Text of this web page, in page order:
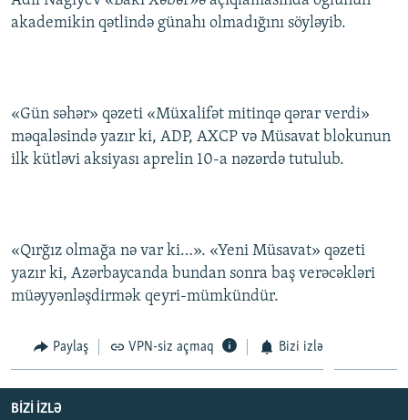
akademikin qətlində günahı olmadığını söyləyib.
«Gün səhər» qəzeti «Müxalifət mitinqə qərar verdi»
məqaləsində yazır ki, ADP, AXCP və Müsavat blokunun
ilk kütləvi aksiyası aprelin 10-a nəzərdə tutulub.
«Qırğız olmağa nə var ki…». «Yeni Müsavat» qəzeti
yazır ki, Azərbaycanda bundan sonra baş verəcəkləri
müəyyənləşdirmək qeyri-mümkündür.
Paylaş VPN-siz açmaq Bizi izlə
BIZI IZLƏ